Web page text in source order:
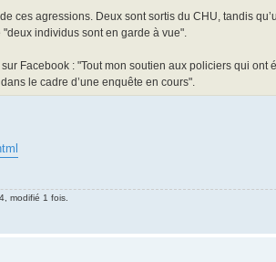
ces agressions. Deux sont sortis du CHU, tandis
individus sont en garde à vue".
Facebook : "Tout mon soutien aux policiers qui ont
le cadre d’une enquête en cours".
modifié 1 fois.